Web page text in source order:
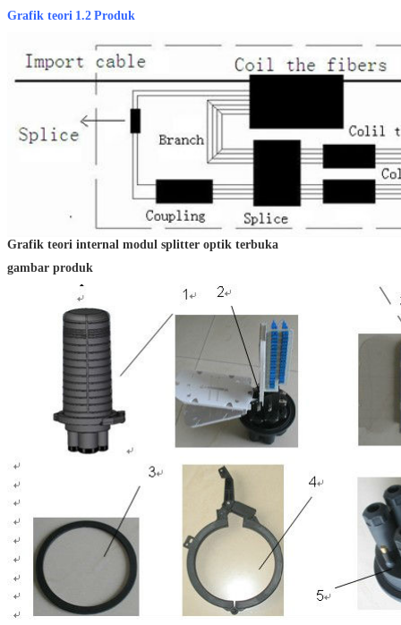
Grafik teori 1.2 Produk
Grafik teori internal modul splitter optik terbuka
gambar produk